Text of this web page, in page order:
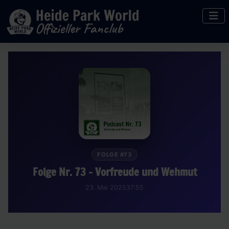
FOLGE #73
Folge Nr. 73 - Vorfreude und Wehmut
23. Mai 2025 37:55